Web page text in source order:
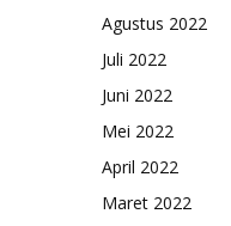
Agustus 2022
Juli 2022
Juni 2022
Mei 2022
April 2022
Maret 2022